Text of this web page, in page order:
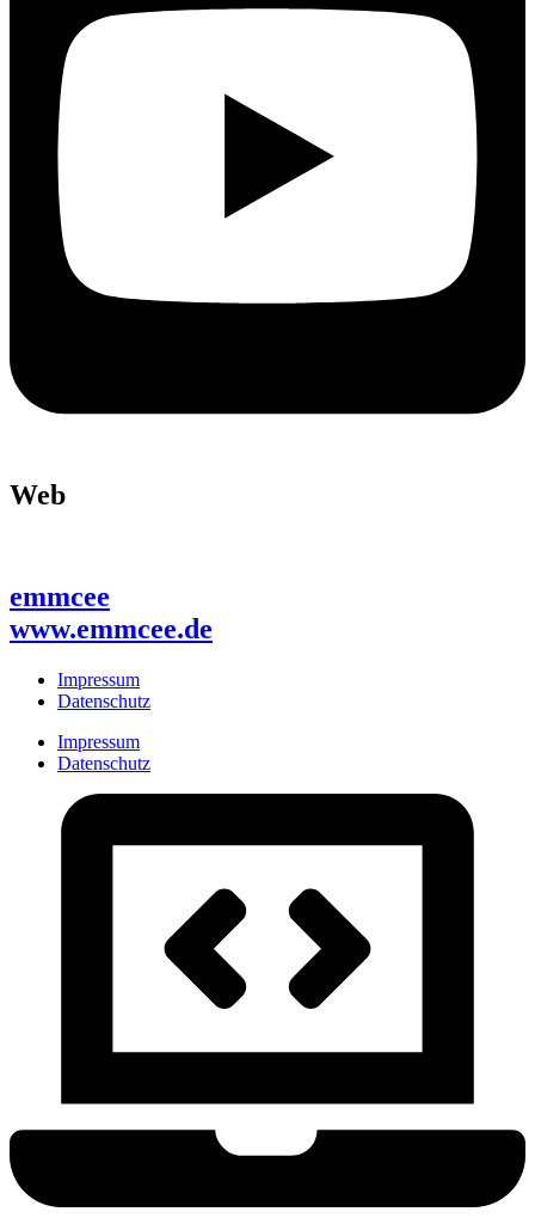
Web
emmcee
www.emmcee.de
Impressum
Datenschutz
Impressum
Datenschutz